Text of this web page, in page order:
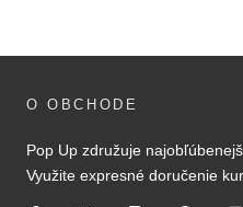
O OBCHODE
Pop Up združuje
Využite expresné doručenie